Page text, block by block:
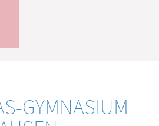
GYMNASIUM